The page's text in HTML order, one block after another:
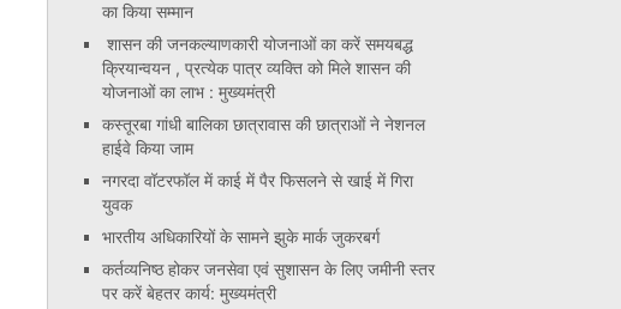
का किया सम्मान
शासन की जनकल्याणकारी योजनाओं का करें समयबद्ध
क्रियान्वयन , प्रत्येक पात्र व्यक्ति को मिले शासन की
योजनाओं का लाभ : मुख्यमंत्री
कस्तूरबा गांधी बालिका छात्रावास की छात्राओं ने नेशनल
हाईवे किया जाम
नगरदा वॉटरफॉल में काई में पैर फिसलने से खाई में गिरा
युवक
भारतीय अधिकारियों के सामने झुके मार्क जुकरबर्ग
कर्तव्यनिष्ठ होकर जनसेवा एवं सुशासन के लिए जमीनी स्तर
पर करें बेहतर कार्य: मुख्यमंत्री